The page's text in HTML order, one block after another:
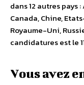
dans 12 autres pays
Canada, Chine,
Royaume-Uni,
candidatures est le
Vous avez